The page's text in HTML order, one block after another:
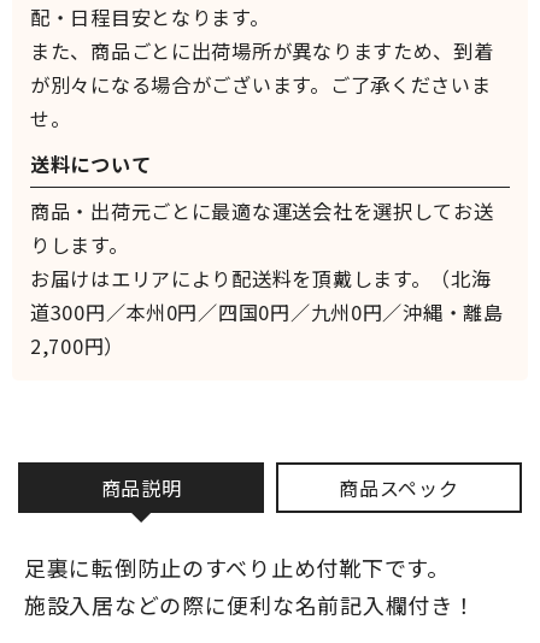
商品説明 商品スペック
足裏に転倒防止のすべり止め付靴下です。
施設入居などの際に便利な名前記入欄付き！
配・日程目安となります。
また、商品ごとに出荷場所が異なりますため、到着
が別々になる場合がございます。ご了承くださいま
せ。
送料について
商品・出荷元ごとに最適な運送会社を選択してお送
りします。
お届けはエリアにより配送料を頂戴します。（北海
道300円／本州0円／四国0円／九州0円／沖縄・離島
2,700円）